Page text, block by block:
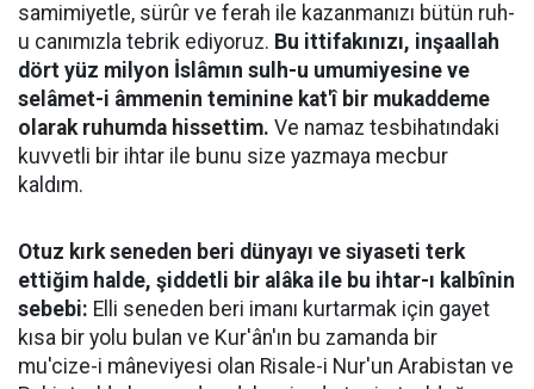
samimiyetle, sürûr ve ferah ile kazanmanızı bütün ruh-
u canımızla tebrik ediyoruz. Bu ittifakınızı, inşaallah
dört yüz milyon İslâmın sulh-u umumiyesine ve
selâmet-i âmmenin teminine kat'î bir mukaddeme
olarak ruhumda hissettim. Ve namaz tesbihatındaki
kuvvetli bir ihtar ile bunu size yazmaya mecbur
kaldım.
Otuz kırk seneden beri dünyayı ve siyaseti terk
ettiğim halde, şiddetli bir alâka ile bu ihtar-ı kalbînin
sebebi: Elli seneden beri imanı kurtarmak için gayet
kısa bir yolu bulan ve Kur'ân'ın bu zamanda bir
mu'cize-i mâneviyesi olan Risale-i Nur'un Arabistan ve